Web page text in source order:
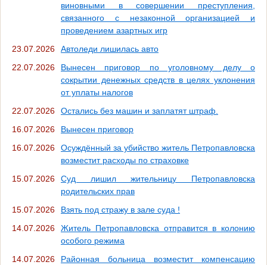
виновными в совершении преступления,
связанного с незаконной организацией и
проведением азартных игр
23.07.2026
Автоледи лишилась авто
22.07.2026
Вынесен приговор по уголовному делу о
сокрытии денежных средств в целях уклонения
от уплаты налогов
22.07.2026
Остались без машин и заплатят штраф.
16.07.2026
Вынесен приговор
16.07.2026
Осуждённый за убийство житель Петропавловска
возместит расходы по страховке
15.07.2026
Суд лишил жительницу Петропавловска
родительских прав
15.07.2026
Взять под стражу в зале суда !
14.07.2026
Житель Петропавловска отправится в колонию
особого режима
14.07.2026
Районная больница возместит компенсацию